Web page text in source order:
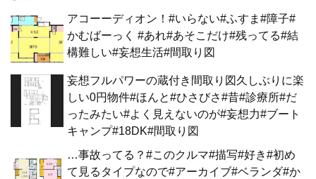
アコーーディオン！#いらない#ふすま#障子#
かむばーっく #あれ#あそこだけ#残ってる#結
構難しい#妄想生活#間取り図
妄想フルパワーの蔵付き間取り図久しぶりに楽
しい0円物件#ほんと#ひさびさ#昔#診療所#だ
ったみたい#よく見えないのが#妄想力#ブート
キャンプ#18DK#間取り図
…事故ってる？#このクルマ#描写#好き#初め
て見るタイプなので#アーカイブ#ベランダ#か